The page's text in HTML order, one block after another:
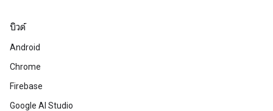
บิวด์
Android
Chrome
Firebase
Google AI Studio